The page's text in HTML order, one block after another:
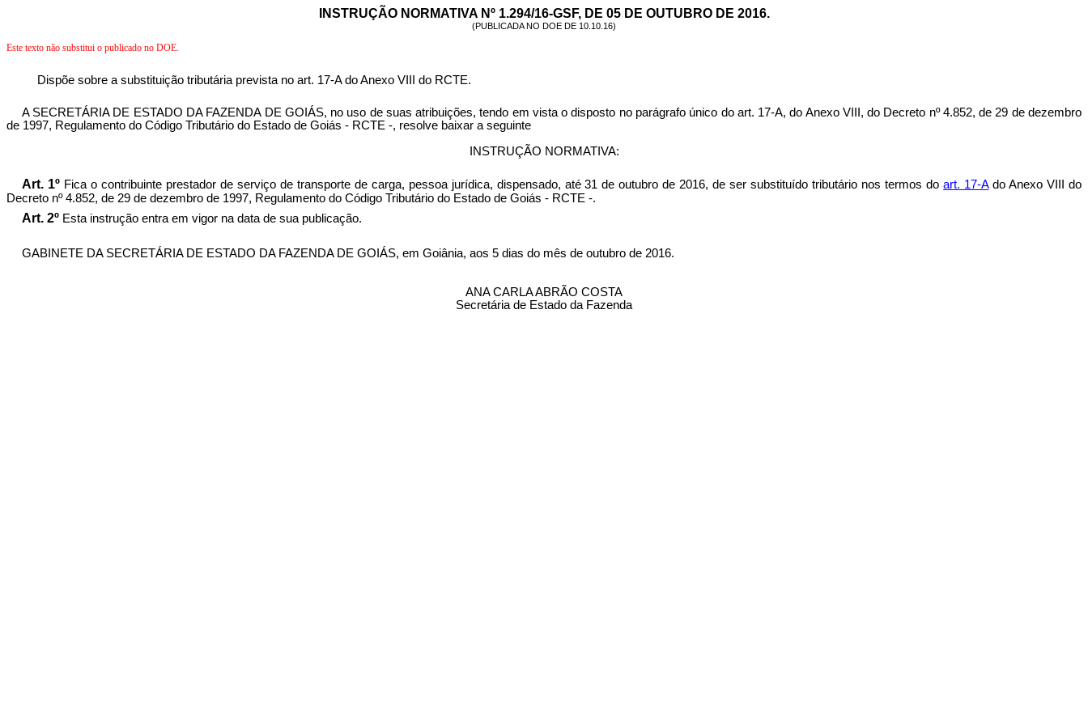
INSTRUÇÃO NORMATIVA Nº 1.294/16-GSF, DE 05 DE OUTUBRO DE 2016.
(PUBLICADA NO DOE DE 10.10.16)
Este texto não substitui o publicado no DOE.
Dispõe sobre a substituição tributária prevista no art. 17-A do Anexo VIII do RCTE.
A SECRETÁRIA DE ESTADO DA FAZENDA DE GOIÁS, no uso de suas atribuições, tendo em vista o disposto no parágrafo único do art. 17-A, do Anexo VIII, do Decreto nº 4.852, de 29 de dezembro
de 1997, Regulamento do Código Tributário do Estado de Goiás - RCTE -, resolve baixar a seguinte
INSTRUÇÃO NORMATIVA:
Art. 1º Fica o contribuinte prestador de serviço de transporte de carga, pessoa jurídica, dispensado, até 31 de outubro de 2016, de ser substituído tributário nos termos doart. 17-Ado Anexo VIII do
Decreto nº 4.852, de 29 de dezembro de 1997, Regulamento do Código Tributário do Estado de Goiás - RCTE -.
Art. 2ºEsta instrução entra em vigor na data de sua publicação.
GABINETE DA SECRETÁRIA DE ESTADO DA FAZENDA DE GOIÁS, em Goiânia, aos 5 dias do mês de outubro de 2016.
ANA CARLA ABRÃO COSTA
Secretária de Estado da Fazenda